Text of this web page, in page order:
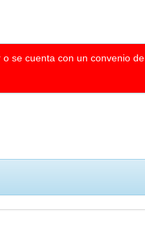
se cuenta con un convenio de